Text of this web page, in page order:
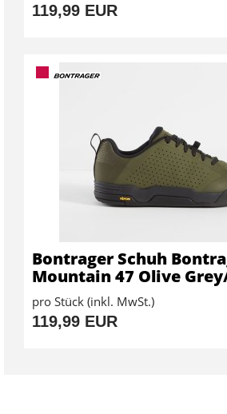
119,99 EUR
Bontrager Schuh
Mountain 47 Olive
pro Stück (inkl. MwSt.)
119,99 EUR